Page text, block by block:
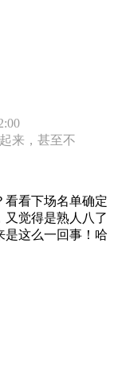
来，甚至不
看看下场名单确定
又觉得是熟人八了
是这么一回事！哈